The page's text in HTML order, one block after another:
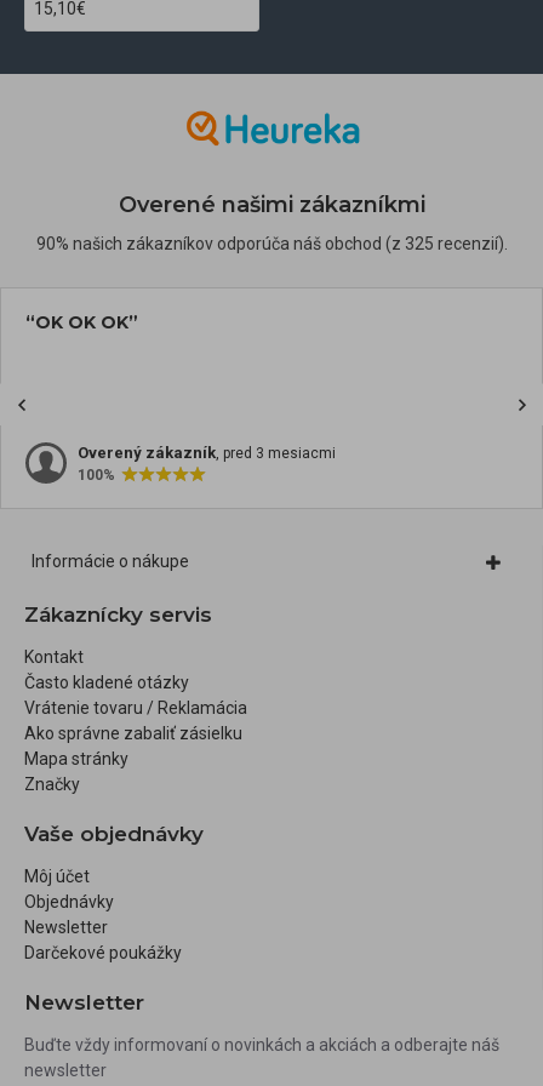
15,10€
Overené našimi zákazníkmi
90% našich zákazníkov odporúča náš obchod (z 325 recenzií).
“OK OK OK”
Overený zákazník, pred 3 mesiacmi
100%
Informácie o nákupe
Zákaznícky servis
Kontakt
Často kladené otázky
Vrátenie tovaru / Reklamácia
Ako správne zabaliť zásielku
Mapa stránky
Značky
Vaše objednávky
Môj účet
Objednávky
Newsletter
Darčekové poukážky
Newsletter
Buďte vždy informovaní o novinkách a akciách a odberajte náš
newsletter